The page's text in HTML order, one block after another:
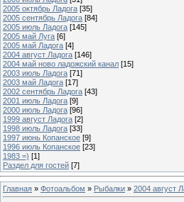
2005 октябрь Ладога [35]
2005 сентябрь Ладога [84]
2005 июль Ладога [145]
2005 май Луга [6]
2005 май Ладога [4]
2004 август Ладога [146]
2004 май ново ладожский канал [15]
2003 июль Ладога [71]
2003 май Ладога [17]
2002 сентябрь Ладога [43]
2001 июль Ладога [9]
2000 июль Ладога [96]
1999 август Ладога [2]
1998 июль Ладога [33]
1997 июнь Копанское [9]
1996 июль Копанское [23]
1983 =) [1]
Раздел для гостей [7]
Главная » Фотоальбом » Рыбалки » 2004 август